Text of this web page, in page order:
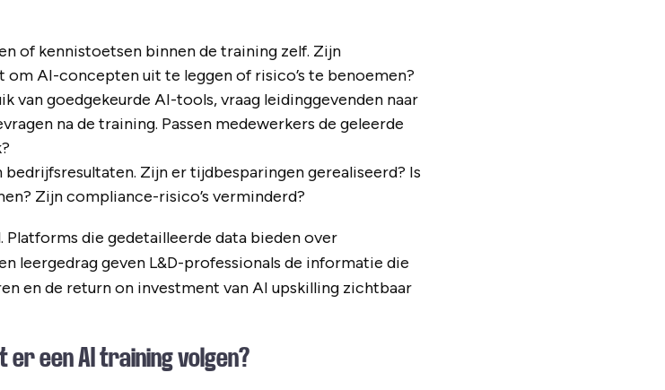
of kennistoetsen binnen de training zelf. Zijn
AI-concepten uit te leggen of risico’s te benoemen?
van goedgekeurde AI-tools, vraag leidinggevenden naar
na de training. Passen medewerkers de geleerde
bedrijfsresultaten. Zijn er tijdbesparingen gerealiseerd? Is
Zijn compliance-risico’s verminderd?
die gedetailleerde data bieden over
leergedrag geven L&D-professionals de informatie die
en de return on investment van AI upskilling zichtbaar
er een AI training volgen?